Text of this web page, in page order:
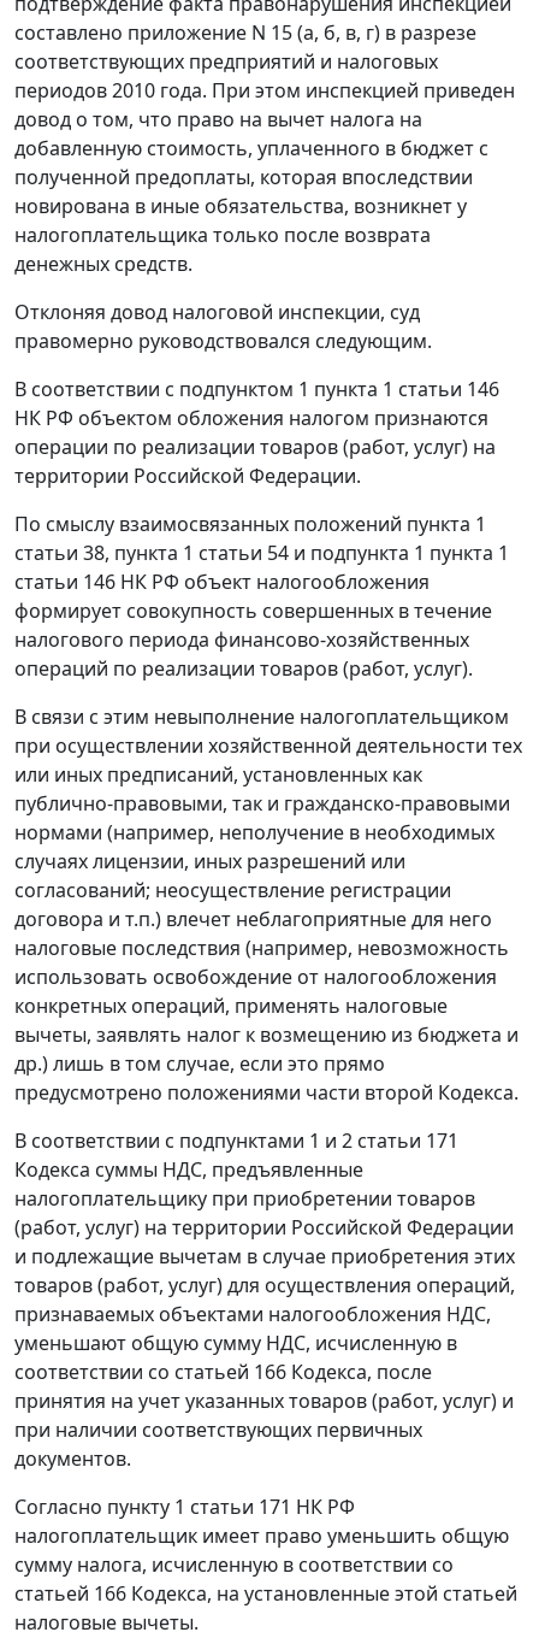
составлено приложение N 15 (а, б, в, г) в разрезе
соответствующих предприятий и налоговых
периодов 2010 года. При этом инспекцией приведен
довод о том, что право на вычет налога на
добавленную стоимость, уплаченного в бюджет с
полученной предоплаты, которая впоследствии
новирована в иные обязательства, возникнет у
налогоплательщика только после возврата
денежных средств.
Отклоняя довод налоговой инспекции, суд
правомерно руководствовался следующим.
В соответствии с подпунктом 1 пункта 1 статьи 146
НК РФ объектом обложения налогом признаются
операции по реализации товаров (работ, услуг) на
территории Российской Федерации.
По смыслу взаимосвязанных положений пункта 1
статьи 38, пункта 1 статьи 54 и подпункта 1 пункта 1
статьи 146 НК РФ объект налогообложения
формирует совокупность совершенных в течение
налогового периода финансово-хозяйственных
операций по реализации товаров (работ, услуг).
В связи с этим невыполнение налогоплательщиком
при осуществлении хозяйственной деятельности тех
или иных предписаний, установленных как
публично-правовыми, так и гражданско-правовыми
нормами (например, неполучение в необходимых
случаях лицензии, иных разрешений или
согласований; неосуществление регистрации
договора и т.п.) влечет неблагоприятные для него
налоговые последствия (например, невозможность
использовать освобождение от налогообложения
конкретных операций, применять налоговые
вычеты, заявлять налог к возмещению из бюджета и
др.) лишь в том случае, если это прямо
предусмотрено положениями части второй Кодекса.
В соответствии с подпунктами 1 и 2 статьи 171
Кодекса суммы НДС, предъявленные
налогоплательщику при приобретении товаров
(работ, услуг) на территории Российской Федерации
и подлежащие вычетам в случае приобретения этих
товаров (работ, услуг) для осуществления операций,
признаваемых объектами налогообложения НДС,
уменьшают общую сумму НДС, исчисленную в
соответствии со статьей 166 Кодекса, после
принятия на учет указанных товаров (работ, услуг) и
при наличии соответствующих первичных
документов.
Согласно пункту 1 статьи 171 НК РФ
налогоплательщик имеет право уменьшить общую
сумму налога, исчисленную в соответствии со
статьей 166 Кодекса, на установленные этой статьей
налоговые вычеты.